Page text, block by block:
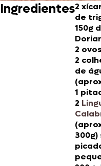
Ingredientes2
de
150g
2 ovos
2
de
1
2
300g)